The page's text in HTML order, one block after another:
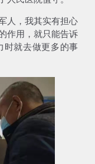
人，我其实有担心
作用，就只能告诉
时就去做更多的事